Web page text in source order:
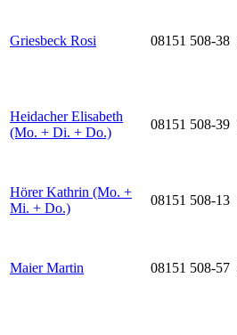
Griesbeck Rosi 08151 508-38
Heidacher Elisabeth
(Mo. + Di. + Do.)
08151 508-39
Hörer Kathrin (Mo. +
Mi. + Do.)
08151 508-13
Maier Martin 08151 508-57